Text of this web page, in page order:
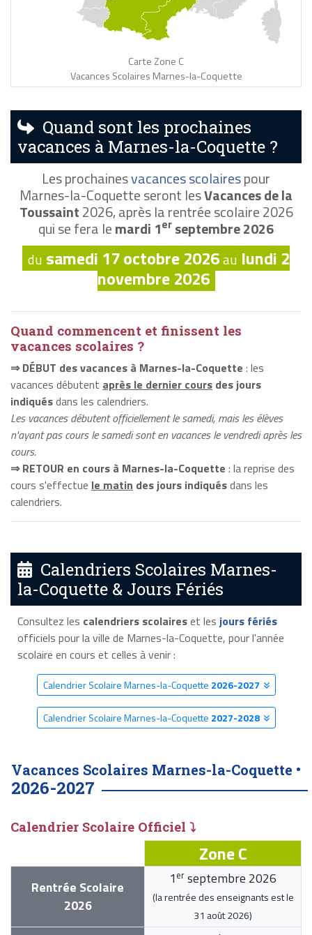
Carte Zone C
Vacances Scolaires Marnes-la-Coquette
Quand sont les prochaines
vacances à Marnes-la-Coquette ?
Les prochainesvacances scolairespour
Marnes-la-Coquette seront lesVacances de la
Toussaint2026, après la rentrée scolaire 2026
qui se fera lemardi 1er septembre 2026
du samedi 17 octobre 2026au lundi 2
novembre 2026
Quand commencent et finissent les
vacances scolaires ?
⇒ DÉBUT des vacances à Marnes-la-Coquette : les
vacances débutent après le dernier cours des jours
indiquésdans les calendriers.
Les vacances débutent officiellement le samedi, mais les élèves
n'ayant pas cours le samedi sont en vacances le vendredi après les
cours.
⇒ RETOUR en cours à Marnes-la-Coquette : la reprise des
cours s'effectue le matin des jours indiquésdans les
calendriers.
Calendriers Scolaires Marnes-
la-Coquette & Jours Fériés
Consultez les calendriers scolaireset les jours fériés
officiels pour la ville de Marnes-la-Coquette, pour l'année
scolaire en cours et celles à venir :
Calendrier Scolaire Marnes-la-Coquette 2026-2027
Calendrier Scolaire Marnes-la-Coquette 2027-2028
Vacances Scolaires Marnes-la-Coquette •
2026-2027
Calendrier Scolaire Officiel ⤵
Zone C
Rentrée Scolaire
2026
1 er septembre 2026
(la rentrée des enseignants est le
31 août 2026)